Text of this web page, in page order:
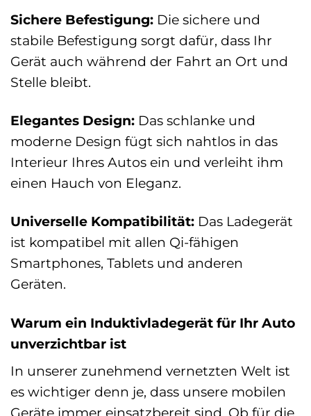
Sichere Befestigung: Die sichere und
stabile Befestigung sorgt dafür, dass Ihr
Gerät auch während der Fahrt an Ort und
Stelle bleibt.
Elegantes Design: Das schlanke und
moderne Design fügt sich nahtlos in das
Interieur Ihres Autos ein und verleiht ihm
einen Hauch von Eleganz.
Universelle Kompatibilität: Das Ladegerät
ist kompatibel mit allen Qi-fähigen
Smartphones, Tablets und anderen
Geräten.
Warum ein Induktivladegerät für Ihr Auto
unverzichtbar ist
In unserer zunehmend vernetzten Welt ist
es wichtiger denn je, dass unsere mobilen
Geräte immer einsatzbereit sind. Ob für die